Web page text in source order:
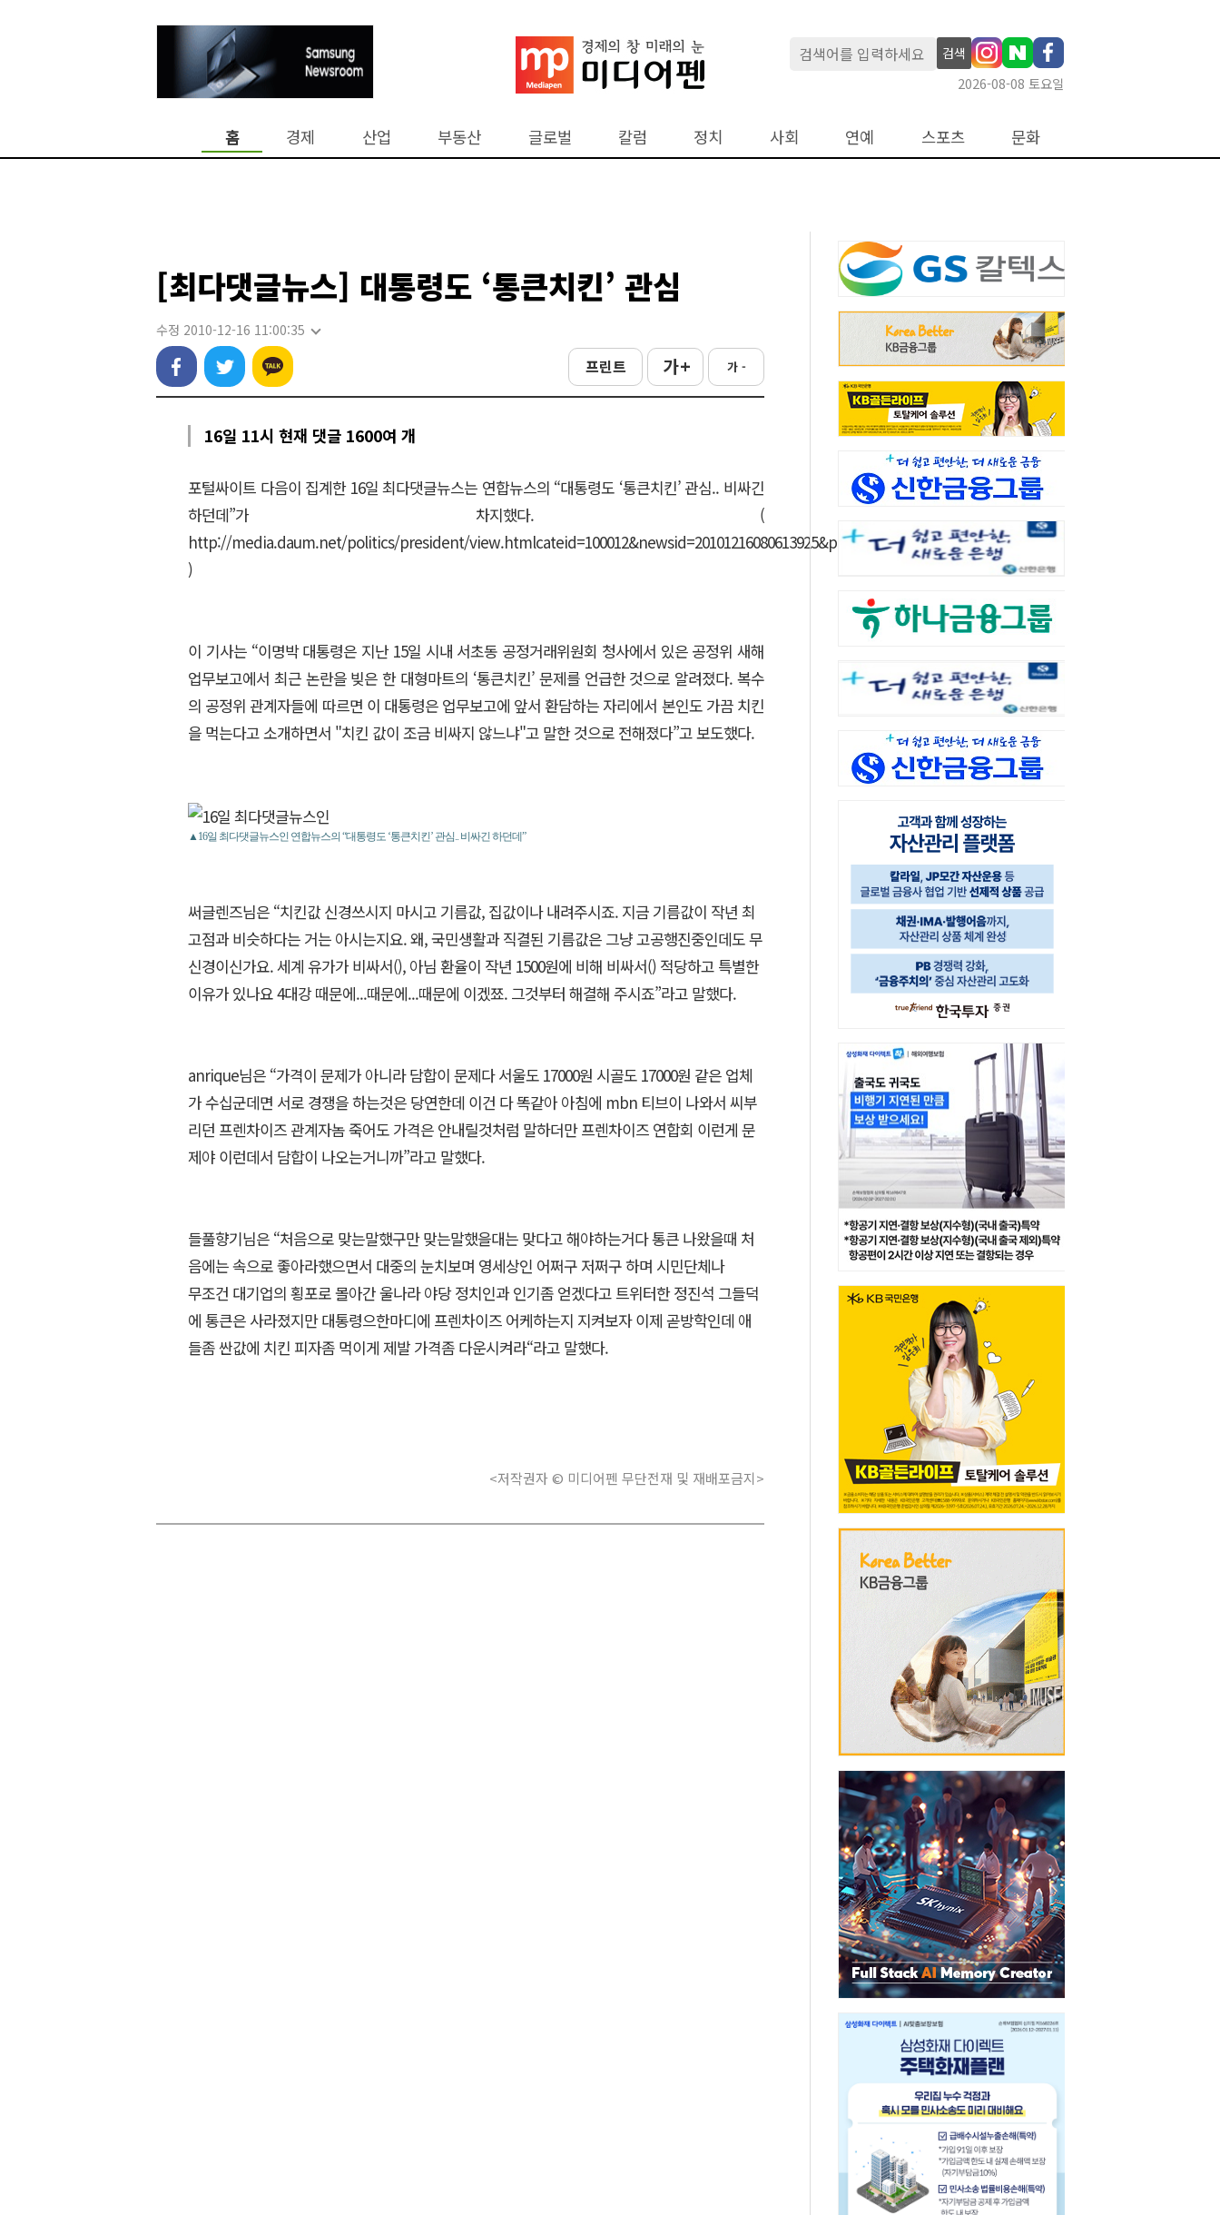
검색
2026-08-08 토요일
홈 경제 산업 부동산 글로벌 칼럼 정치 사회 연예 스포츠 문화
[최다댓글뉴스] 대통령도 ‘통큰치킨’ 관심
수정 2010-12-16 11:00:35
프린트 가 + 가 -
16일 11시 현재 댓글 1600여 개
포털싸이트 다음이 집계한 16일 최다댓글뉴스는 연합뉴스의 “대통령도 ‘통큰치킨’ 관심.. 비싸긴
하던데”가 차지했다. (
http://media.daum.net/politics/president/view.htmlcateid=100012&newsid=20101216080613925&p=yonhap
)
이 기사는 “이명박 대통령은 지난 15일 시내 서초동 공정거래위원회 청사에서 있은 공정위 새해
업무보고에서 최근 논란을 빚은 한 대형마트의 ‘통큰치킨’ 문제를 언급한 것으로 알려졌다. 복수
의 공정위 관계자들에 따르면 이 대통령은 업무보고에 앞서 환담하는 자리에서 본인도 가끔 치킨
을 먹는다고 소개하면서 "치킨 값이 조금 비싸지 않느냐"고 말한 것으로 전해졌다”고 보도했다.
▲16일 최다댓글뉴스인 연합뉴스의 “대통령도 ‘통큰치킨’ 관심.. 비싸긴 하던데”
써글렌즈님은 “치킨값 신경쓰시지 마시고 기름값, 집값이나 내려주시죠. 지금 기름값이 작년 최
고점과 비슷하다는 거는 아시는지요. 왜, 국민생활과 직결된 기름값은 그냥 고공행진중인데도 무
신경이신가요. 세계 유가가 비싸서(), 아님 환율이 작년 1500원에 비해 비싸서() 적당하고 특별한
이유가 있나요 4대강 때문에...때문에...때문에 이겠쬬. 그것부터 해결해 주시죠”라고 말했다.
anrique님은 “가격이 문제가 아니라 담합이 문제다 서울도 17000원 시골도 17000원 같은 업체
가 수십군데면 서로 경쟁을 하는것은 당연한데 이건 다 똑같아 아침에 mbn 티브이 나와서 씨부
리던 프렌차이즈 관계자놈 죽어도 가격은 안내릴것처럼 말하더만 프렌차이즈 연합회 이런게 문
제야 이런데서 담합이 나오는거니까”라고 말했다.
들풀향기님은 “처음으로 맞는말했구만 맞는말했을대는 맞다고 해야하는거다 통큰 나왔을때 처
음에는 속으로 좋아라했으면서 대중의 눈치보며 영세상인 어쩌구 저쩌구 하며 시민단체나
무조건 대기업의 횡포로 몰아간 울나라 야당 정치인과 인기좀 얻겠다고 트위터한 정진석 그들덕
에 통큰은 사라졌지만 대통령으한마디에 프렌차이즈 어케하는지 지켜보자 이제 곧방학인데 애
들좀 싼값에 치킨 피자좀 먹이게 제발 가격좀 다운시켜라“라고 말했다.
<저작권자 © 미디어펜 무단전재 및 재배포금지>